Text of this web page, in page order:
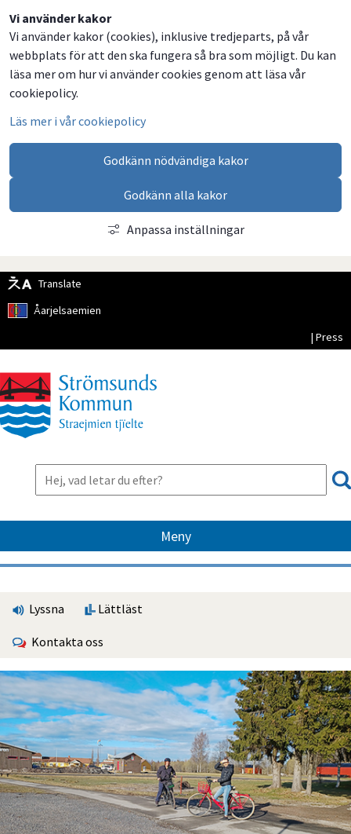
Vi använder kakor
Vi använder kakor (cookies), inklusive tredjeparts, på vår
webbplats för att den ska fungera så bra som möjligt. Du kan
läsa mer om hur vi använder cookies genom att läsa vår
cookiepolicy.
Läs mer i vår cookiepolicy
Godkänn nödvändiga kakor
Godkänn alla kakor
Anpassa inställningar
Translate
Åarjelsaemien
| Press
Meny
Lyssna Lättläst
Kontakta oss
Dela
på
Facebook
Dela
på
Twitter
Dela
på
LinkedIn
Dela
via
email